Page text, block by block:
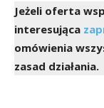
Jeżeli oferta
interesująca
omówienia
zasad działania.